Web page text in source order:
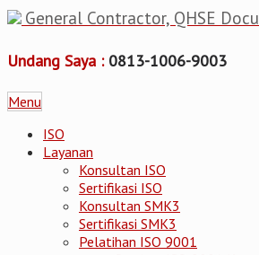
General Contractor, QHSE
Undang Saya : 0813-1006-9003
Menu
ISO
Layanan
Konsultan ISO
Sertifikasi ISO
Konsultan SMK3
Sertifikasi SMK3
Pelatihan ISO 9001